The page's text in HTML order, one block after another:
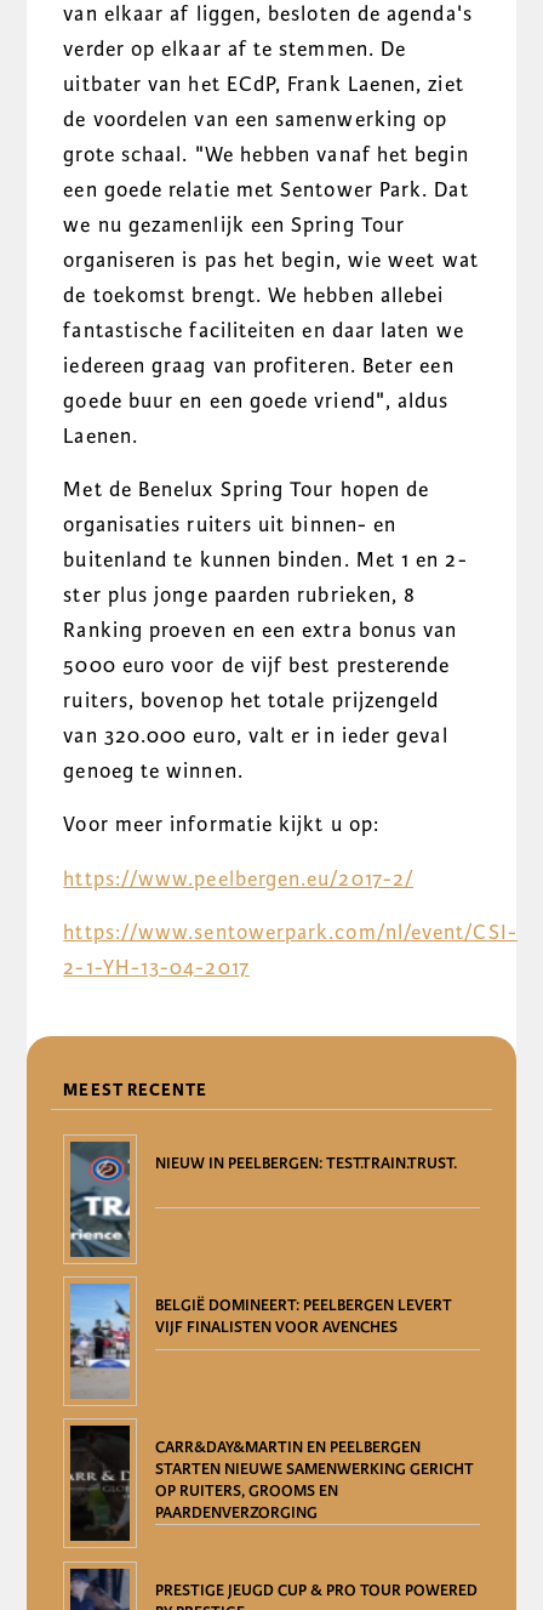
van elkaar af liggen, besloten de agenda's
verder op elkaar af te stemmen. De
uitbater van het ECdP, Frank Laenen, ziet
de voordelen van een samenwerking op
grote schaal. "We hebben vanaf het begin
een goede relatie met Sentower Park. Dat
we nu gezamenlijk een Spring Tour
organiseren is pas het begin, wie weet wat
de toekomst brengt. We hebben allebei
fantastische faciliteiten en daar laten we
iedereen graag van profiteren. Beter een
goede buur en een goede vriend", aldus
Laenen.
Met de Benelux Spring Tour hopen de
organisaties ruiters uit binnen- en
buitenland te kunnen binden. Met 1 en 2-
ster plus jonge paarden rubrieken, 8
Ranking proeven en een extra bonus van
5000 euro voor de vijf best presterende
ruiters, bovenop het totale prijzengeld
van 320.000 euro, valt er in ieder geval
genoeg te winnen.
Voor meer informatie kijkt u op:
https://www.peelbergen.eu/2017-2/
https://www.sentowerpark.com/nl/event/CSI-
2-1-YH-13-04-2017
MEEST RECENTE
NIEUW IN PEELBERGEN: TEST.TRAIN.TRUST.
BELGIË DOMINEERT: PEELBERGEN LEVERT
VIJF FINALISTEN VOOR AVENCHES
CARR&DAY&MARTIN EN PEELBERGEN
STARTEN NIEUWE SAMENWERKING GERICHT
OP RUITERS, GROOMS EN
PAARDENVERZORGING
PRESTIGE JEUGD CUP & PRO TOUR POWERED